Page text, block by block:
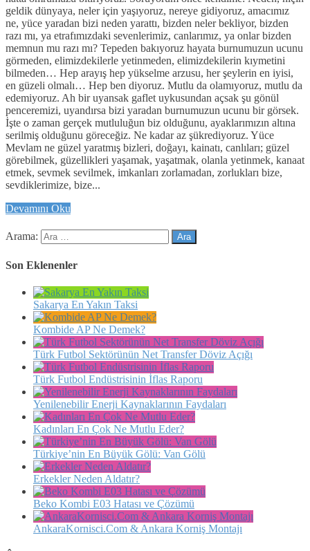
geldik dünyaya, neler için yaşıyoruz, nereye gidiyoruz, amacımız
ne, yüce yaradan bizi neden yarattı, bizden neler bekliyor, bizden
razı mı, ya etrafımızdaki sevenlerimiz, canlarımız, ya onlar bizden
memnun mu razı mı? Tepeden bakıyoruz hayata burnumuzun ucunu
görmeden, elimizdekilerle yetinmeden, elimizdekilerin kıymetini
bilmeden… Hep arayış hep yükselme arzusu, her şeylerin en iyisi,
en güzeli olmalı… Hep ben diyoruz. Mutlu da olamıyoruz, mutlu da
edemiyoruz. Ah bir uyansak gaflet uykusundan açsak şu gönül
penceremizi, uyandırsa bizi yaradan burnumuzun ucunu bir görsek.
İşte o zaman gerçek mutluluğun biz olduğunu, ayaklarımızın altına
serilmiş olduğunu göreceğiz. Ne kadar az şükrediyoruz. Yüce
Mevlam ne güzel yaratmış bizleri, doğayı, kainatı, canlıları; güzel
görebilmek, güzellikleri yaşamak, yaşatmak, olanla yetinmek, kanaat
etmek, sevmek sevilmek, imkanları zorlamadan, zorlukları bize,
sevdiklerimize, bize...
Devamını Oku
Arama:
Son Eklenenler
Sakarya En Yakın Taksi
Kombide AP Ne Demek?
Türk Futbol Sektörünün Net Transfer Döviz Açığı
Türk Futbol Endüstrisinin İflas Raporu
Yenilenebilir Enerji Kaynaklarının Faydaları
Kadınları En Çok Ne Mutlu Eder?
Türkiye’nin En Büyük Gölü: Van Gölü
Erkekler Neden Aldatır?
Beko Kombi E03 Hatası ve Çözümü
AnkaraKornisci.Com & Ankara Korniş Montajı